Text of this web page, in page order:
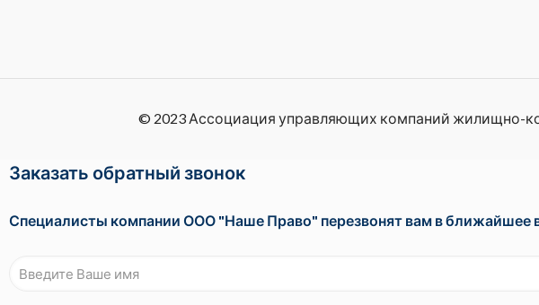
© 2023 Ассоциация управляющих компаний жилищно-
Заказать обратный звонок
Специалисты компании ООО "Наше Право" перезвонят вам в ближайшее